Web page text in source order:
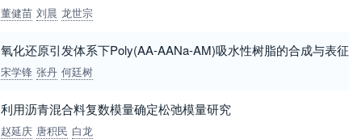
董健苗 刘晨 龙世宗
氧化还原引发体系下Poly(AA-AANa-AM)吸水性树脂的合成与表征
宋学锋 张丹 何廷树
利用沥青混合料复数模量确定松弛模量研究
赵延庆 唐积民 白龙